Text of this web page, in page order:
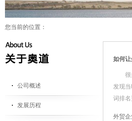
您当前的位置：
公司概述
发展历程
如何
发现
词排
外贸